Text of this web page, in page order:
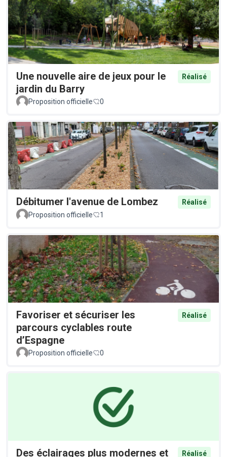
Une nouvelle aire de jeux pour le
jardin du Barry
Réalisé
Proposition officielle 0
Débitumer l'avenue de Lombez
Réalisé
Proposition officielle
1
Favoriser et sécuriser les
parcours cyclables route
d’Espagne
Réalisé
Proposition officielle 0
Des éclairages plus modernes et Réalisé